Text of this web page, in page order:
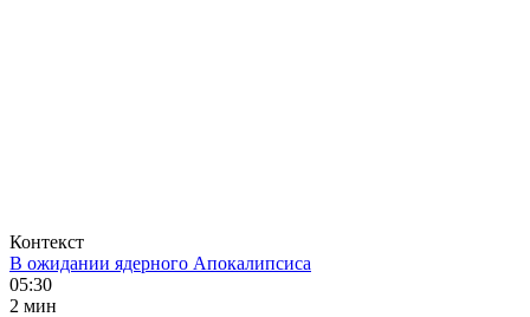
Контекст
В ожидании ядерного Апокалипсиса
05:30
2 мин